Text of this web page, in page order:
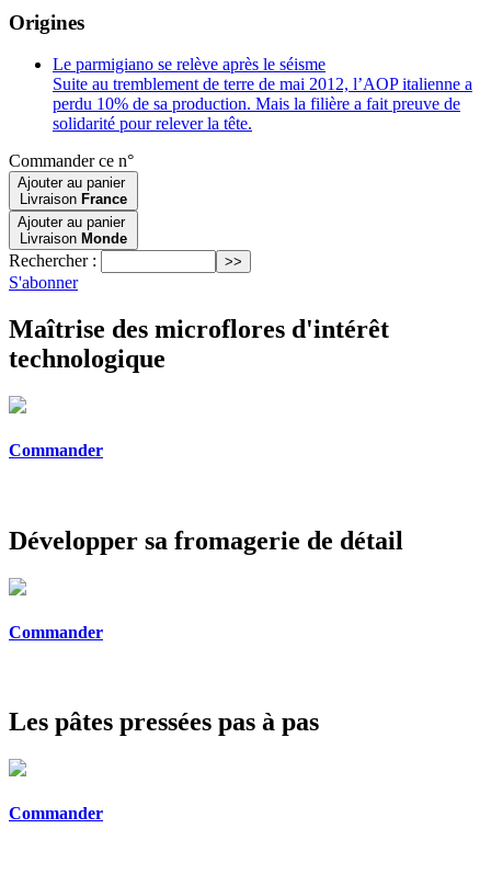
Origines
Le parmigiano se relève après le séisme
Suite au tremblement de terre de mai 2012, l’AOP italienne a
perdu 10% de sa production. Mais la filière a fait preuve de
solidarité pour relever la tête.
Commander ce n°
Ajouter au panier
Livraison France
Ajouter au panier
Livraison Monde
Rechercher :
S'abonner
Maîtrise des microflores d'intérêt
technologique
Commander
Développer sa fromagerie de détail
Commander
Les pâtes pressées pas à pas
Commander